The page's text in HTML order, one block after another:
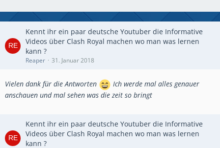
Kennt ihr ein paar deutsche Youtuber die Informative
Videos über Clash Royal machen wo man was lernen
kann ?
Reaper 31. Januar 2018
Vielen dank für die Antworten
Ich werde mal alles genauer
anschauen und mal sehen was die zeit so bringt
Kennt ihr ein paar deutsche Youtuber die Informative
Videos über Clash Royal machen wo man was lernen
kann ?